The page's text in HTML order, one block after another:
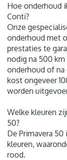
Hoe onderhoud
Conti?
Onze
onderhoud met
prestaties te
nodig na 500
onderhoud of na
kost ongeveer
worden
Welke kleuren
50?
De Primavera
kleuren,
rood.